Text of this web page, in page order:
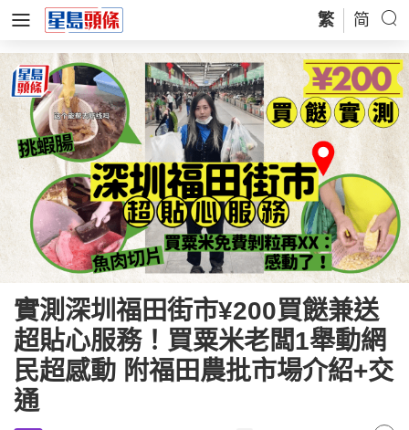
繁 简
實測深圳福田街市¥200買餸兼送
超貼心服務！買粟米老闆1舉動網
民超感動 附福田農批市場介紹+交
通